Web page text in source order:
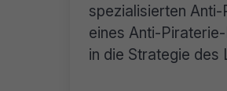
spezialisierten
eines Anti-
in die Strategie des